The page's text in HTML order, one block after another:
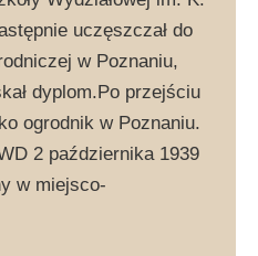
uczęszczał do
w Poznaniu,
dyplom.Po przejściu
ogrodnik w Poznaniu.
2 października 1939
w miejsco-